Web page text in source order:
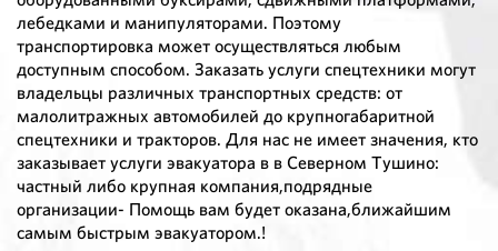
лебедками и манипуляторами. Поэтому
транспортировка может осуществляться любым
доступным способом. Заказать услуги спецтехники могут
владельцы различных транспортных средств: от
малолитражных автомобилей до крупногабаритной
спецтехники и тракторов. Для нас не имеет значения, кто
заказывает услуги эвакуатора в в Северном Тушино:
частный либо крупная компания,подрядные
организации- Помощь вам будет оказана,ближайшим
самым быстрым эвакуатором.!